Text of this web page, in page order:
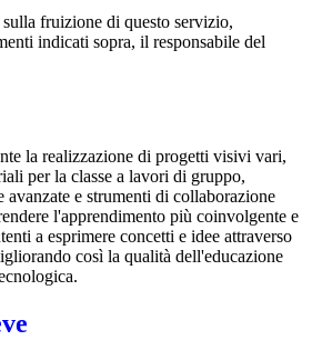
fruizione di questo servizio,
indicati sopra, il responsabile del
la realizzazione di progetti visivi vari,
per la classe a lavori di gruppo,
avanzate e strumenti di collaborazione
l'apprendimento più coinvolgente e
a esprimere concetti e idee attraverso
così la qualità dell'educazione